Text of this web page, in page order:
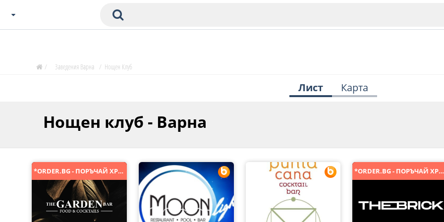
Всички останали
СОФИЯ
Пловдив
Банско
/ Заведения Варна / Нощен Клуб
Лист Карта
Нощен клуб - Варна
*ORDER.BG - ПОРЪЧАЙ ХРАНА ОНЛАЙН* *ORDER.BG - ПОРЪЧАЙ ХРАНА ОНЛАЙН*